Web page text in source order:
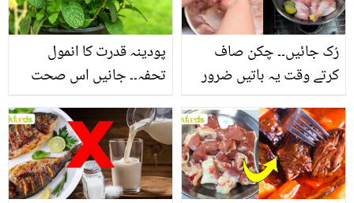
فائدے
پودینہ قدرت کا انمول
تحفہ۔۔ جانیں اس صحت
انگیز طبی فوائد
رُک جائیں۔۔ چکن صاف
کرتے وقت یہ باتیں ضرور